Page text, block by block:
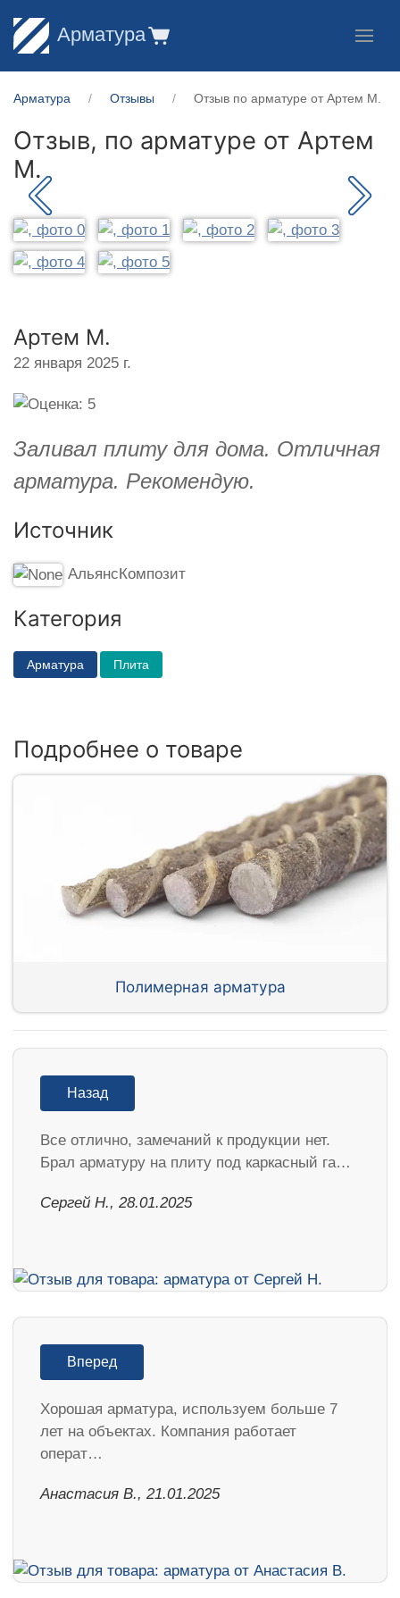
Арматура
Арматура Отзывы Отзыв по арматуре от Артем М.
Отзыв, по арматуре от Артем
М.
Артем М.
22 января 2025 г.
Заливал плиту для дома. Отличная
арматура. Рекомендую.
Источник
АльянсКомпозит
Категория
Арматура Плита
Подробнее о товаре
Полимерная арматура
Назад
Все отлично, замечаний к продукции нет.
Брал арматуру на плиту под каркасный га…
Сергей Н., 28.01.2025
Вперед
Хорошая арматура, используем больше 7
лет на объектах. Компания работает
операт…
Анастасия В., 21.01.2025